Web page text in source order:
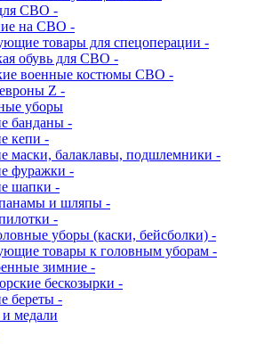
СВО -
на СВО -
товары для спецоперации -
обувь для СВО -
военные костюмы СВО -
Z -
уборы
банданы -
кепи -
маски, балаклавы, подшлемники -
фуражки -
шапки -
и шляпы -
-
уборы (каски, бейсболки) -
товары к головным уборам -
зимние -
бескозырки -
береты -
и медали